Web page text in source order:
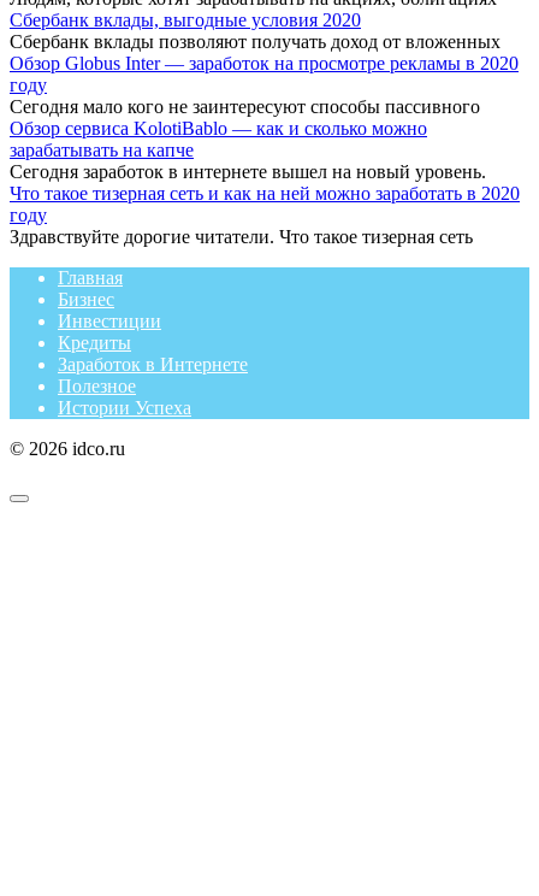
Сбербанк вклады, выгодные условия 2020
Сбербанк вклады позволяют получать доход от вложенных
Обзор Globus Inter — заработок на просмотре рекламы в 2020
году
Сегодня мало кого не заинтересуют способы пассивного
Обзор сервиса KolotiBablo — как и сколько можно
зарабатывать на капче
Сегодня заработок в интернете вышел на новый уровень.
Что такое тизерная сеть и как на ней можно заработать в 2020
году
Здравствуйте дорогие читатели. Что такое тизерная сеть
Главная
Бизнес
Инвестиции
Кредиты
Заработок в Интернете
Полезное
Истории Успеха
© 2026 idco.ru